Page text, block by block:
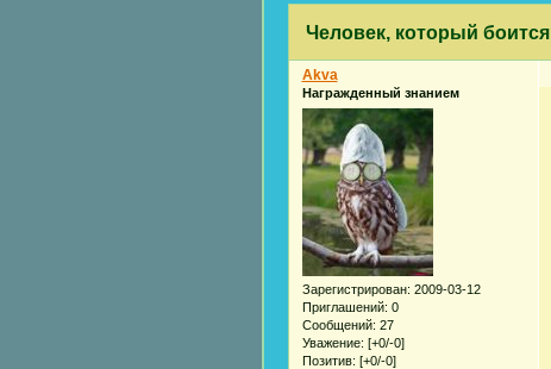
Человек, который боится
Akva
Награжденный знанием
Зарегистрирован: 2009-03-12
Приглашений: 0
Сообщений: 27
Уважение: [+0/-0]
Позитив: [+0/-0]